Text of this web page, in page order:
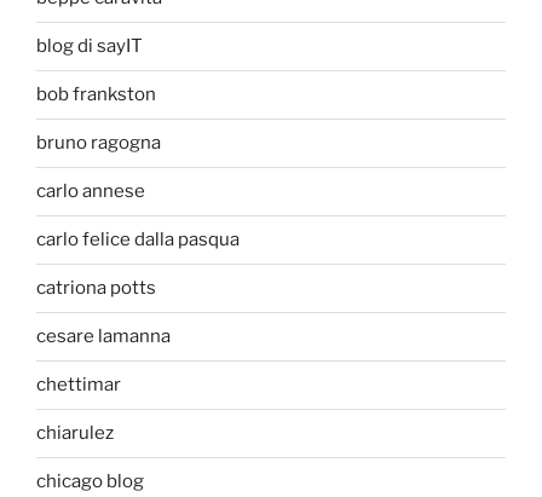
blog di sayIT
bob frankston
bruno ragogna
carlo annese
carlo felice dalla pasqua
catriona potts
cesare lamanna
chettimar
chiarulez
chicago blog